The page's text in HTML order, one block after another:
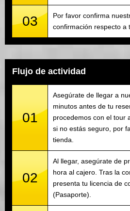
03
Por favor confirma
confirmación respecto a
Flujo de actividad
01
Asegúrate de llegar a
minutos antes de tu
procedemos con el tour
si no estás seguro, por
tienda.
02
Al llegar, asegúrate de
hora al cajero. Tras la
presenta tu licencia de
(Pasaporte).